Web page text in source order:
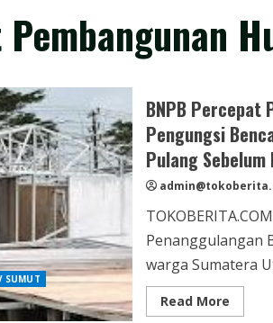
SUMUT
BNPB Percepat
Pengungsi
Pulang Sebelum
Penanggulangan
warga Sumatera
Read MoreRead
more